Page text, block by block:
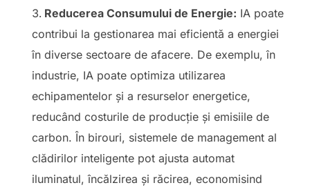
Reducerea Consumului de Energie: IA poate
contribui la gestionarea mai eficientă a energiei
în diverse sectoare de afacere. De exemplu, în
industrie, IA poate optimiza utilizarea
echipamentelor și a resurselor energetice,
reducând costurile de producție și emisiile de
carbon. În birouri, sistemele de management al
clădirilor inteligente pot ajusta automat
iluminatul, încălzirea și răcirea, economisind